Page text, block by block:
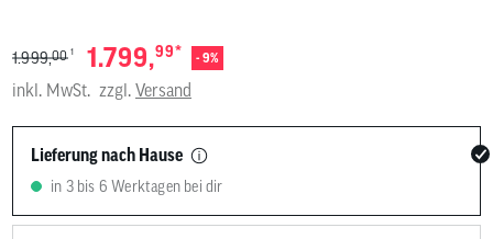
1.999,00 1 1.799,99* - 9%
inkl. MwSt. zzgl. Versand
Lieferung nach Hause
in 3 bis 6 Werktagen bei dir